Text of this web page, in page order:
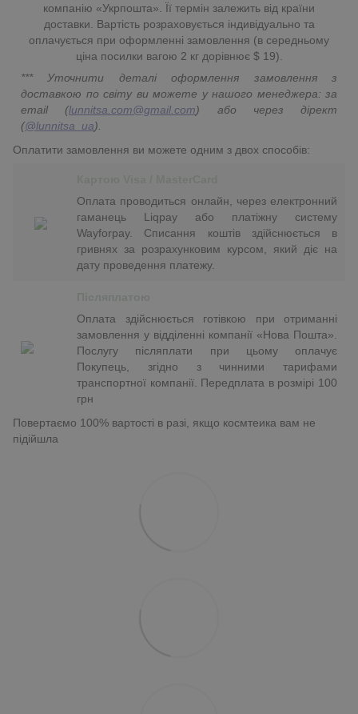
компанію «Укрпошта». Її термін залежить від країни
доставки. Вартість розраховується індивідуально та
оплачується при оформленні замовлення (в середньому
ціна посилки вагою 2 кг дорівнює $ 19).
*** Уточнити деталі оформлення замовлення з
доставкою по світу ви можете у нашого менеджера: за
email (lunnitsa.com@gmail.com) або через дірект
(@lunnitsa_ua).
Оплатити замовлення ви можете одним з двох способів:
Оплата проводиться онлайн, через електронний
гаманець Liqpay або платіжну систему
Wayforpay. Списання коштів здійснюється в
гривнях за розрахунковим курсом, який діє на
дату проведення платежу.
Оплата здійснюється готівкою при отриманні
замовлення у відділенні компанії «Нова Пошта».
Послугу післяплати при цьому оплачує
Покупець, згідно з чинними тарифами
транспортної компанії. Передплата в розмірі 100
грн
Повертаємо 100% вартості в разі, якщо космтеика вам не
підійшла